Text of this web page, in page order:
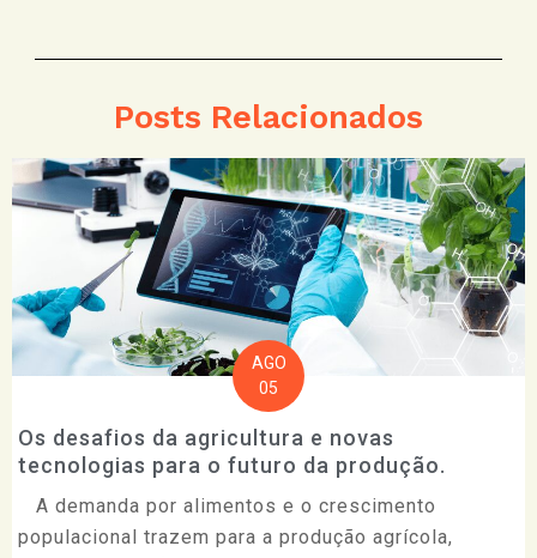
Posts Relacionados
AGO
05
Os desafios da agricultura e novas
tecnologias para o futuro da produção.
A demanda por alimentos e o crescimento
populacional trazem para a produção agrícola,